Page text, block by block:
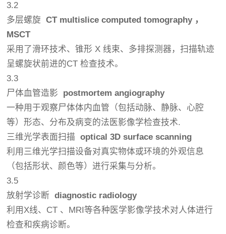
3.2
多层螺旋CT multislice computed tomography ，
MSCT
采用了滑环技术、锥形 X 线束、多排探测器，扫描轨迹
呈螺旋状前进的CT 检查技术。
3.3
尸体血管造影 postmortem angiography
一种用于观察尸体体内血管 （包括动脉、静脉、心腔
等）形态、分布及病变的法医影像学检查技术.
三维光学表面扫描optical 3D surface scanning
利用三维光学扫描设备对真实物体或环境的外观信息
（包括形状、颜色等）进行采集与分析。
3.5
放射学诊断diagnostic radiology
利用X线、CT 、MRI等各种医学影像学技术对人体进行
检查和疾病诊断。